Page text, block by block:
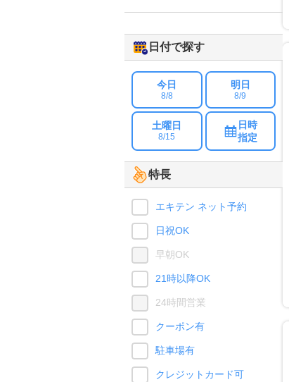
日付で探す
今日
8/8
明日
8/9
土曜日
8/15
日時
指定
特長
エキテン ネット予約
日祝OK
早朝OK
21時以降OK
24時間営業
クーポン有
駐車場有
クレジットカード可